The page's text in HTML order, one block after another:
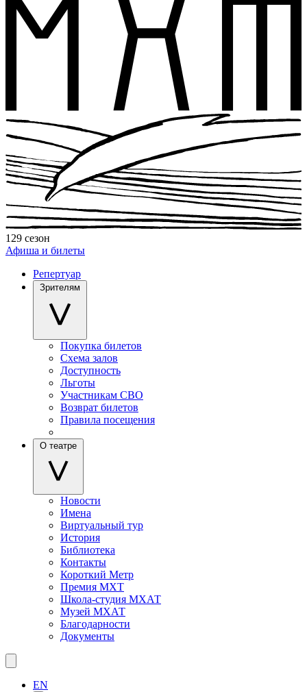
129 сезон
Афиша и билеты
Репертуар
Зрителям
Покупка билетов
Схема залов
Доступность
Льготы
Участникам СВО
Возврат билетов
Правила посещения
О театре
Новости
Имена
Виртуальный тур
История
Библиотека
Контакты
Короткий Метр
Премия МХТ
Школа-студия МХАТ
Музей МХАТ
Благодарности
Документы
EN